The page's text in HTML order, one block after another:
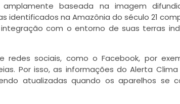
baseada na imagem
identificados na Amazônia do século 21
com o entorno de suas terras
sociais, como o Facebook, por
Por isso, as informações do Alerta Clima
atualizadas quando os aparelhos se